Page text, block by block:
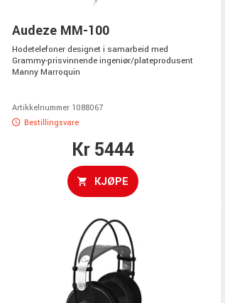
Audeze MM-100
Hodetelefoner designet i samarbeid med
Grammy-prisvinnende ingeniør/plateprodusent
Manny Marroquin
Artikkelnummer 1088067
Bestillingsvare
Kr 5444
KJØPE